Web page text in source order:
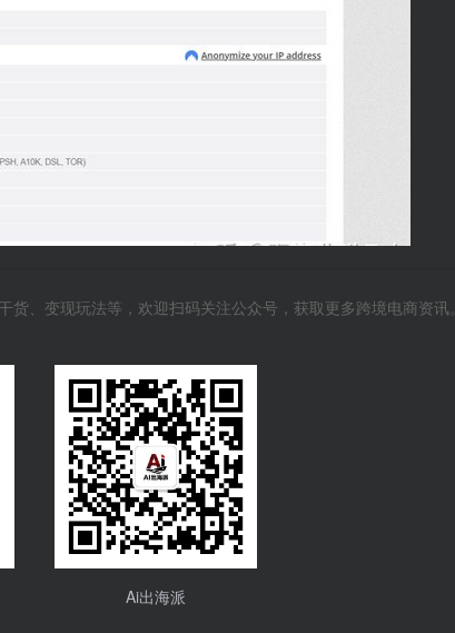
、变现玩法等，欢迎扫码关注公众号，获取更多跨境电商资讯。
Ai出海派